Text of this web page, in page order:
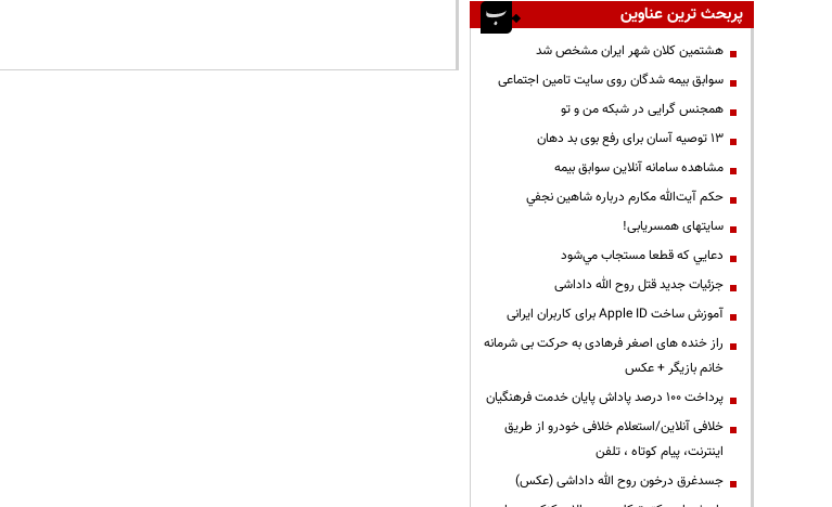
پربحث ترین عناوین
هشتمین کلان شهر ایران مشخص شد
سوابق بیمه شدگان روی سایت تامین اجتماعی
همجنس گرایی در شبکه من و تو
13 توصیه آسان برای رفع بوی بد دهان
مشاهده سامانه آنلاين سوابق بیمه
حكم آيت‌الله مكارم درباره شاهين نجفي
سایتهای همسریابی!
دعايي كه قطعا مستجاب مي‌شود
جزئیات جدید قتل روح الله داداشی
آموزش ساخت Apple ID برای کاربران ایرانی
راز خنده های اصغر فرهادی به حرکت بی شرمانه
خانم بازیگر + عکس
پرداخت ۱۰۰ درصد پاداش پایان خدمت فرهنگیان
خلافی آنلاین/استعلام خلافی خودرو از طریق
اینترنت، پیام کوتاه ، تلفن
جسدغرق درخون روح الله داداشی (عکس)